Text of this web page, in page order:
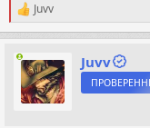
Р
е
а
к
ц
и
и
Juvv
Juvv